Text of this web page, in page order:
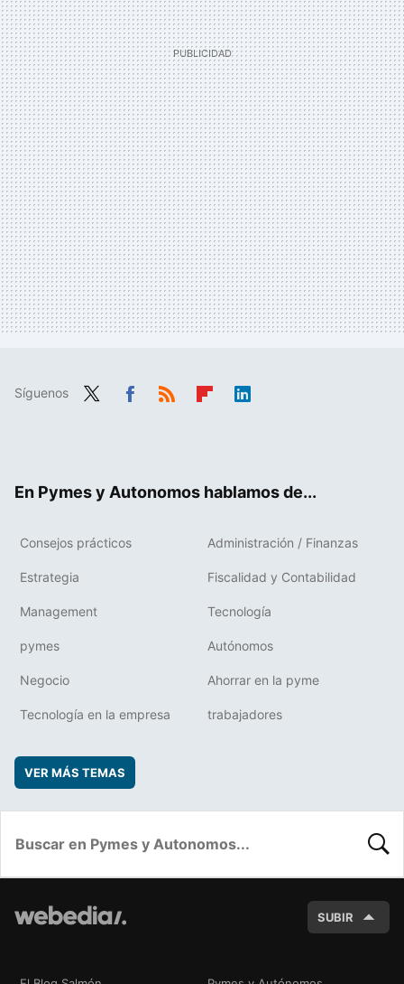
Síguenos
En Pymes y Autonomos hablamos de...
Consejos prácticos Administración / Finanzas
Estrategia Fiscalidad y Contabilidad
Management Tecnología
pymes Autónomos
Negocio Ahorrar en la pyme
Tecnología en la empresa trabajadores
VER MÁS TEMAS
SUBIR